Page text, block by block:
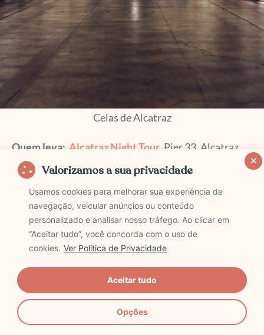
Valorizamos a sua privacidade
Usamos cookies para melhorar sua experiência de
navegação, veicular anúncios ou conteúdo
personalizado e analisar nosso tráfego. Ao clicar em
“Aceitar tudo”, você concorda com o uso de
cookies. Ver Política de Privacidade
Opções
Aceitar tudo
Celas de Alcatraz
Quem leva: Alcatraz Night Tour , Pier 33, Alcatraz
Landing, São Francisco; +1 415 981 7625; US $ 37
por pessoa
5. Explore as antigas ruínas de Petra
Localizada no deserto do sul da Jordânia, Petra é
uma maravilha cidade histórica, conhecida pelos
seus incríveis templos de arenito e túmulos antigos,
esculpidos em pedra.